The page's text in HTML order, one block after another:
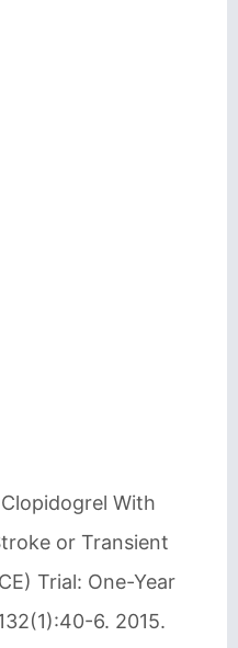
With
or Transient
Trial: One-Year
6. 2015.